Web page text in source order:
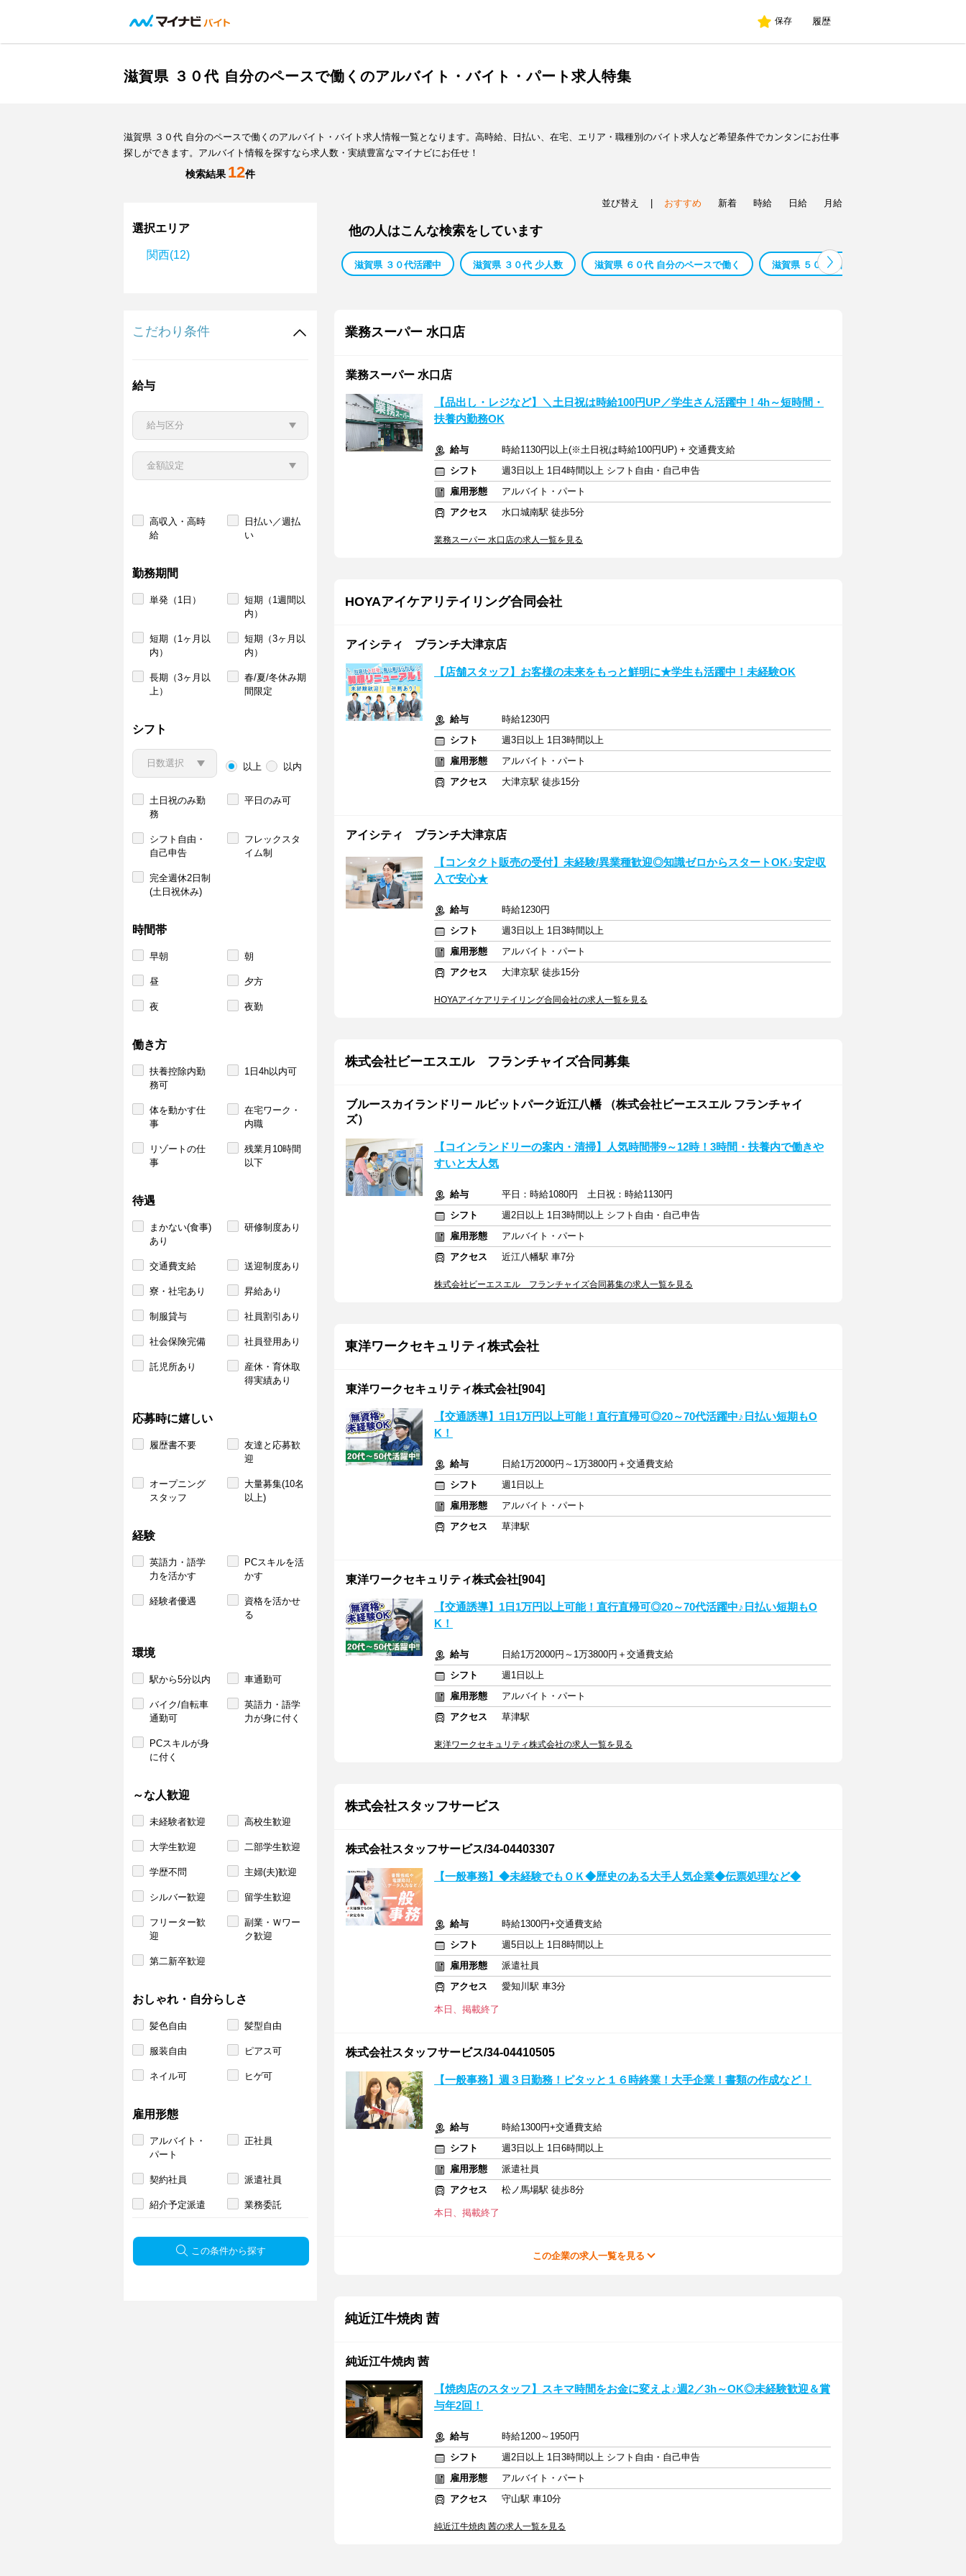
保存 履歴
滋賀県 ３０代 自分のペースで働くのアルバイト・バイト・パート求人特集
滋賀県 ３０代 自分のペースで働くのアルバイト・バイト求人情報一覧となります。高時給、日払い、在宅、エリア・職種別のバイト求人など希望条件でカンタンにお仕事
探しができます。アルバイト情報を探すなら求人数・実績豊富なマイナビにお任せ！
検索結果 12件
選択エリア
関西(12)
こだわり条件
給与
高収入・高時
給
日払い／週払
い
勤務期間
単発（1日）
短期（1週間以
内）
短期（1ヶ月以
内）
短期（3ヶ月以
内）
長期（3ヶ月以
上）
春/夏/冬休み期
間限定
シフト
以上 以内
土日祝のみ勤
務
平日のみ可
シフト自由・
自己申告
フレックスタ
イム制
完全週休2日制
(土日祝休み)
時間帯
早朝 朝
昼 夕方
夜 夜勤
働き方
扶養控除内勤
務可
1日4h以内可
体を動かす仕
事
在宅ワーク・
内職
リゾートの仕
事
残業月10時間
以下
待遇
まかない(食事)
あり
研修制度あり
交通費支給 送迎制度あり
寮・社宅あり 昇給あり
制服貸与 社員割引あり
社会保険完備 社員登用あり
託児所あり
産休・育休取
得実績あり
応募時に嬉しい
履歴書不要
友達と応募歓
迎
オープニング
スタッフ
大量募集(10名
以上)
経験
英語力・語学
力を活かす
PCスキルを活
かす
経験者優遇
資格を活かせ
る
環境
駅から5分以内 車通勤可
バイク/自転車
通勤可
英語力・語学
力が身に付く
PCスキルが身
に付く
～な人歓迎
未経験者歓迎 高校生歓迎
大学生歓迎 二部学生歓迎
学歴不問 主婦(夫)歓迎
シルバー歓迎 留学生歓迎
フリーター歓
迎
副業・Ｗワー
ク歓迎
第二新卒歓迎
おしゃれ・自分らしさ
髪色自由 髪型自由
服装自由 ピアス可
ネイル可 ヒゲ可
雇用形態
アルバイト・
パート
正社員
契約社員 派遣社員
紹介予定派遣 業務委託
この条件から探す
並び替え おすすめ 新着 時給 日給 月給
他の人はこんな検索をしています
滋賀県 ３０代活躍中 滋賀県 ３０代 少人数 滋賀県 ６０代 自分のペースで働く 滋賀県 ５０代 自分のペースで働く
業務スーパー 水口店
業務スーパー 水口店
【品出し・レジなど】＼土日祝は時給100円UP／学生さん活躍中！4h～短時間・
扶養内勤務OK
給与
時給1130円以上(※土日祝は時給100円UP) + 交通費支給
シフト
週3日以上 1日4時間以上 シフト自由・自己申告
雇用形態
アルバイト・パート
アクセス
水口城南駅 徒歩5分
業務スーパー 水口店の求人一覧を見る
HOYAアイケアリテイリング合同会社
アイシティ ブランチ大津京店
【店舗スタッフ】お客様の未来をもっと鮮明に★学生も活躍中！未経験OK
給与
時給1230円
シフト
週3日以上 1日3時間以上
雇用形態
アルバイト・パート
アクセス
大津京駅 徒歩15分
アイシティ ブランチ大津京店
【コンタクト販売の受付】未経験/異業種歓迎◎知識ゼロからスタートOK♪安定収
入で安心★
給与
時給1230円
シフト
週3日以上 1日3時間以上
雇用形態
アルバイト・パート
アクセス
大津京駅 徒歩15分
HOYAアイケアリテイリング合同会社の求人一覧を見る
株式会社ビーエスエル フランチャイズ合同募集
ブルースカイランドリー ルビットパーク近江八幡 （株式会社ビーエスエル フランチャイ
ズ）
【コインランドリーの案内・清掃】人気時間帯9～12時！3時間・扶養内で働きや
すいと大人気
給与
平日：時給1080円 土日祝：時給1130円
シフト
週2日以上 1日3時間以上 シフト自由・自己申告
雇用形態
アルバイト・パート
アクセス
近江八幡駅 車7分
株式会社ビーエスエル フランチャイズ合同募集の求人一覧を見る
東洋ワークセキュリティ株式会社
東洋ワークセキュリティ株式会社[904]
【交通誘導】1日1万円以上可能！直行直帰可◎20～70代活躍中♪日払い短期もO
K！
給与
日給1万2000円～1万3800円＋交通費支給
シフト
週1日以上
雇用形態
アルバイト・パート
アクセス
草津駅
東洋ワークセキュリティ株式会社[904]
【交通誘導】1日1万円以上可能！直行直帰可◎20～70代活躍中♪日払い短期もO
K！
給与
日給1万2000円～1万3800円＋交通費支給
シフト
週1日以上
雇用形態
アルバイト・パート
アクセス
草津駅
東洋ワークセキュリティ株式会社の求人一覧を見る
株式会社スタッフサービス
株式会社スタッフサービス/34-04403307
【一般事務】◆未経験でもＯＫ◆歴史のある大手人気企業◆伝票処理など◆
給与
時給1300円+交通費支給
シフト
週5日以上 1日8時間以上
雇用形態
派遣社員
アクセス
愛知川駅 車3分
本日、掲載終了
株式会社スタッフサービス/34-04410505
【一般事務】週３日勤務！ピタッと１６時終業！大手企業！書類の作成など！
給与
時給1300円+交通費支給
シフト
週3日以上 1日6時間以上
雇用形態
派遣社員
アクセス
松ノ馬場駅 徒歩8分
本日、掲載終了
この企業の求人一覧を見る
純近江牛焼肉 茜
純近江牛焼肉 茜
【焼肉店のスタッフ】スキマ時間をお金に変えよ♪週2／3h～OK◎未経験歓迎＆賞
与年2回！
給与
時給1200～1950円
シフト
週2日以上 1日3時間以上 シフト自由・自己申告
雇用形態
アルバイト・パート
アクセス
守山駅 車10分
純近江牛焼肉 茜の求人一覧を見る